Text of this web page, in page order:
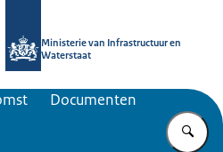
Ministerie van Infrastructuur en
Waterstaat
Documenten